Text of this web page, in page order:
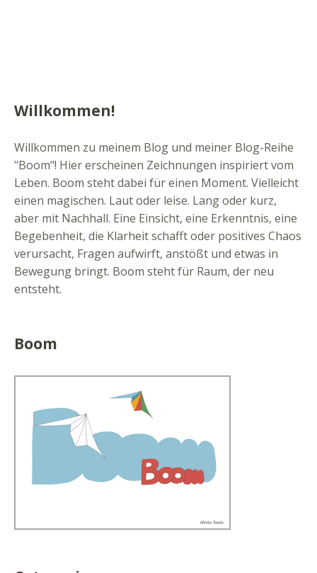
Willkommen!
Willkommen zu meinem Blog und meiner Blog-Reihe
"Boom"! Hier erscheinen Zeichnungen inspiriert vom
Leben. Boom steht dabei für einen Moment. Vielleicht
einen magischen. Laut oder leise. Lang oder kurz,
aber mit Nachhall. Eine Einsicht, eine Erkenntnis, eine
Begebenheit, die Klarheit schafft oder positives Chaos
verursacht, Fragen aufwirft, anstößt und etwas in
Bewegung bringt. Boom steht für Raum, der neu
entsteht.
Boom